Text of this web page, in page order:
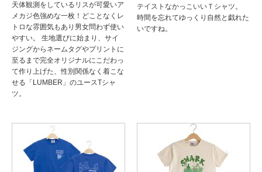
天体観測をしているリスが可愛いア
メカジ色強めな一枚！どことなくレ
トロな雰囲気もあり男女問わず使い
やすい。 生地選びに始まり、サイ
ジングからネームタグやプリントに
至るまで完全オリジナルにこだわっ
て作り上げた、性別関係なく着こな
せる「LUMBER」のユースTシャ
ツ。
テイストなかっこいいＴシャツ。
時間を忘れてゆっくり自然と戯れた
いですね。